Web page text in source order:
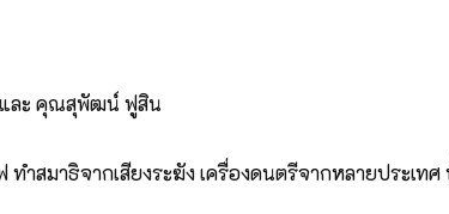
และ คุณสุพัฒน์ ฟูสิน
ำสมาธิจากเสียงระฆัง เครื่องดนตรีจากหลายประเ